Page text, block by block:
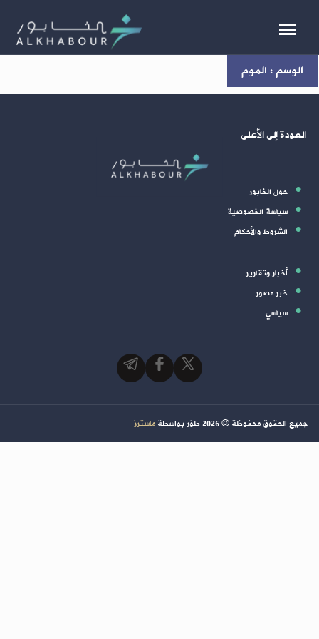
الوسم : الموم
العودة إلى الأعلى
حول الخابور
سياسة الخصوصية
الشروط والأحكام
أخبار وتقارير
خبر مصور
سياسي
جميع الحقوق محفوظة ©2026طوَر بواسطةماسترز